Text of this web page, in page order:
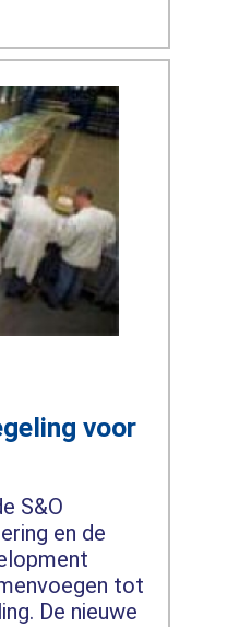
voor
S&O
en de
tot
De nieuwe